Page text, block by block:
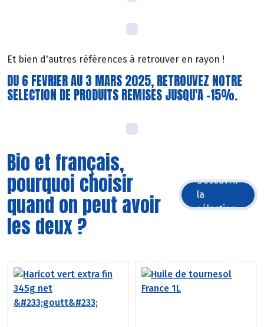
Et bien d'autres références à retrouver en rayon !
DU 6 FEVRIER AU 3 MARS 2025, RETROUVEZ NOTRE
SELECTION DE PRODUITS REMISES JUSQU'A -15%.
Bio et français,
pourquoi choisir
quand on peut avoir
les deux ?
Découvrir
la
sélection